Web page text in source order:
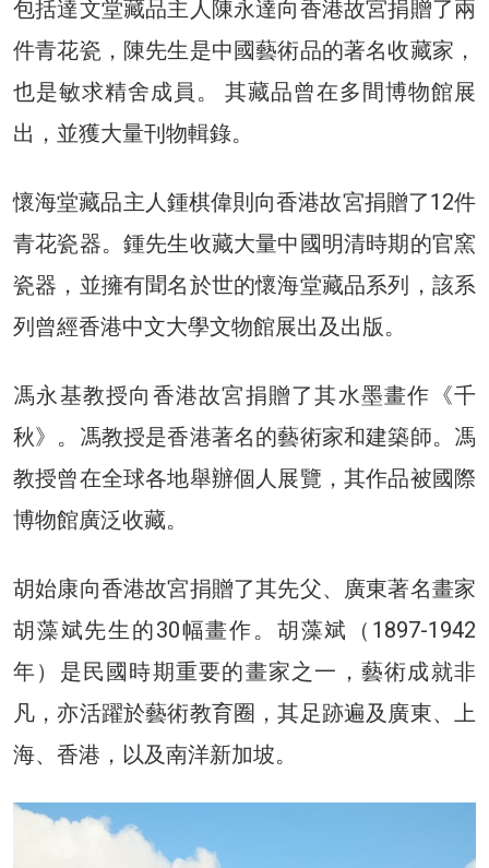
包括達文堂藏品主人陳永達向香港故宮捐贈了兩
件青花瓷，陳先生是中國藝術品的著名收藏家，
也是敏求精舍成員。 其藏品曾在多間博物館展
出，並獲大量刊物輯錄。
懷海堂藏品主人鍾棋偉則向香港故宮捐贈了12件
青花瓷器。鍾先生收藏大量中國明清時期的官窯
瓷器，並擁有聞名於世的懷海堂藏品系列，該系
列曾經香港中文大學文物館展出及出版。
馮永基教授向香港故宮捐贈了其水墨畫作《千
秋》。馮教授是香港著名的藝術家和建築師。馮
教授曾在全球各地舉辦個人展覽，其作品被國際
博物館廣泛收藏。
胡始康向香港故宮捐贈了其先父、廣東著名畫家
胡藻斌先生的30幅畫作。胡藻斌（1897-1942
年）是民國時期重要的畫家之一，藝術成就非
凡，亦活躍於藝術教育圈，其足跡遍及廣東、上
海、香港，以及南洋新加坡。